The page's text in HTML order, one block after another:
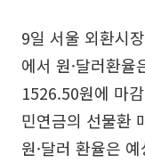
9일 서울 외환시
에서 원·달러환
1526.50원에 마
민연금의 선물환
원·달러 환율은